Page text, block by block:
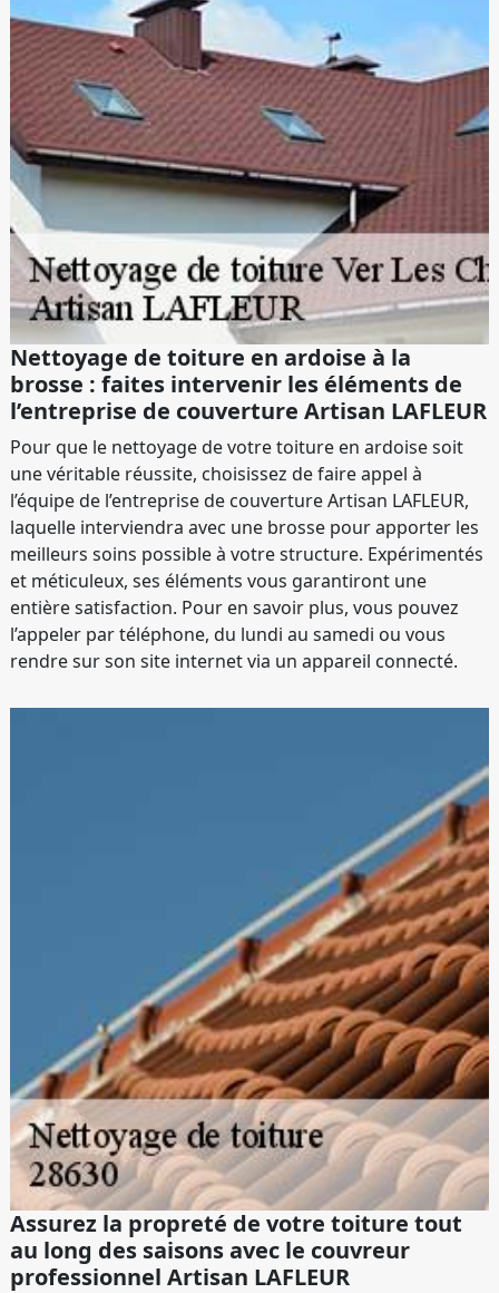
Nettoyage de toiture en ardoise à la
brosse : faites intervenir les éléments de
l’entreprise de couverture Artisan LAFLEUR
Pour que le nettoyage de votre toiture en ardoise soit
une véritable réussite, choisissez de faire appel à
l’équipe de l’entreprise de couverture Artisan LAFLEUR,
laquelle interviendra avec une brosse pour apporter les
meilleurs soins possible à votre structure. Expérimentés
et méticuleux, ses éléments vous garantiront une
entière satisfaction. Pour en savoir plus, vous pouvez
l’appeler par téléphone, du lundi au samedi ou vous
rendre sur son site internet via un appareil connecté.
Assurez la propreté de votre toiture tout
au long des saisons avec le couvreur
professionnel Artisan LAFLEUR